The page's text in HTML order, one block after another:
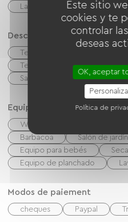
Lavavajillas Congélateur
Descripción
Terraza
Terreno privado cercado
Sala de estar / Salón
Equipos
Wifi gratuito
Barbacoa
Salón de jardín
Equipo para bebés
Equipo de planchado
Modos de paiement
cheques Paypal
Este sitio
cookies y te
controlar
deseas
OK, aceptar
Política de